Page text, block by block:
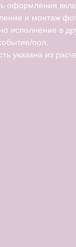
оформления
и монтаж
исполнение в
пол.
указана из